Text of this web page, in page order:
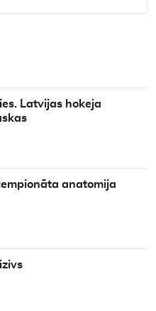
Latvijas hokeja
anatomija